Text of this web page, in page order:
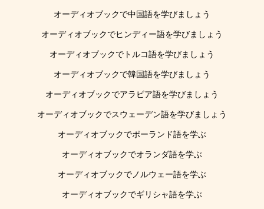
オーディオブックで中国語を学びましょう
オーディオブックでヒンディー語を学びましょう
オーディオブックでトルコ語を学びましょう
オーディオブックで韓国語を学びましょう
オーディオブックでアラビア語を学びましょう
オーディオブックでスウェーデン語を学びましょう
オーディオブックでポーランド語を学ぶ
オーディオブックでオランダ語を学ぶ
オーディオブックでノルウェー語を学ぶ
オーディオブックでギリシャ語を学ぶ